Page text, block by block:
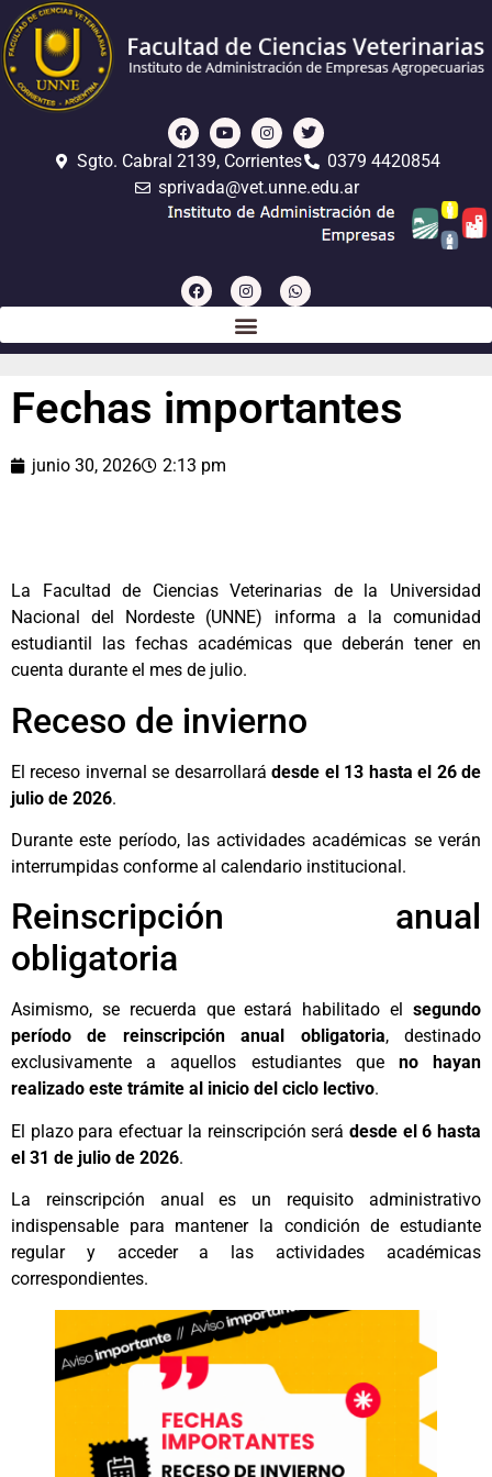
Sgto. Cabral 2139, Corrientes
0379 4420854
sprivada@vet.unne.edu.ar
Fechas importantes
junio 30, 2026 2:13 pm
La Facultad de Ciencias Veterinarias de la Universidad
Nacional del Nordeste (UNNE) informa a la comunidad
estudiantil las fechas académicas que deberán tener en
cuenta durante el mes de julio.
Receso de invierno
El receso invernal se desarrollarádesde el 13 hasta el 26 de
julio de 2026.
Durante este período, las actividades académicas se verán
interrumpidas conforme al calendario institucional.
Reinscripción anual
obligatoria
Asimismo, se recuerda que estará habilitado el segundo
período de reinscripción anual obligatoria, destinado
exclusivamente a aquellos estudiantes que no hayan
realizado este trámite al inicio del ciclo lectivo.
El plazo para efectuar la reinscripción será desde el 6 hasta
el 31 de julio de 2026.
La reinscripción anual es un requisito administrativo
indispensable para mantener la condición de estudiante
regular y acceder a las actividades académicas
correspondientes.